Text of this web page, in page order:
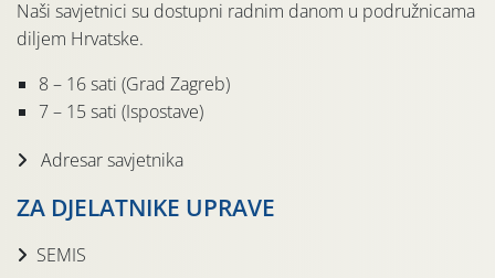
Naši savjetnici su dostupni radnim danom u podružnicama
diljem Hrvatske.
8 – 16 sati (Grad Zagreb)
7 – 15 sati (Ispostave)
Adresar savjetnika
ZA DJELATNIKE UPRAVE
SEMIS